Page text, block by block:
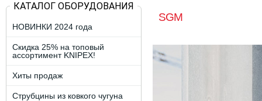
КАТАЛОГ ОБОРУДОВАНИЯ
НОВИНКИ 2024 года
Скидка 25% на топовый
ассортимент KNIPEX!
Хиты продаж
Струбцины из ковкого чугуна
SGM